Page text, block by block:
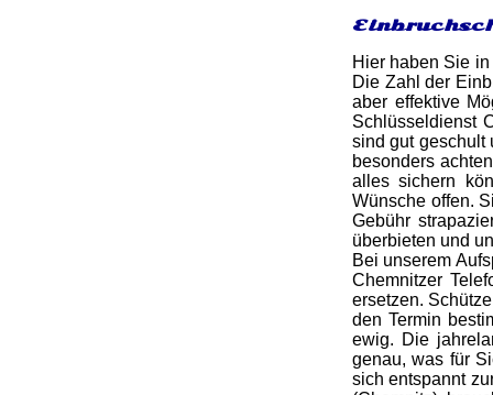
Hier haben Sie
Die Zahl der
aber effektive
Schlüsseldienst
sind gut geschult
besonders
alles sichern
Wünsche offen.
Gebühr
überbieten und
Bei unserem
Chemnitzer
ersetzen.
den Termin
ewig. Die
genau, was für
sich entspannt